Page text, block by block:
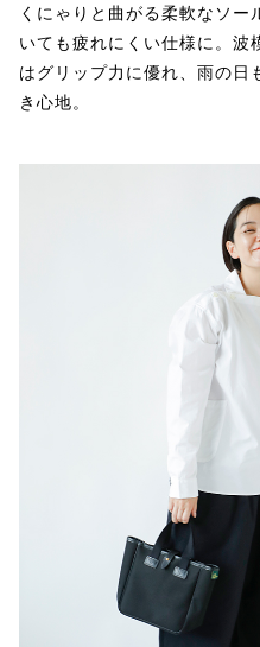
くにゃりと曲がる柔軟なソ
いても疲れにくい仕様に。波
はグリップ力に優れ、雨の日
き心地。